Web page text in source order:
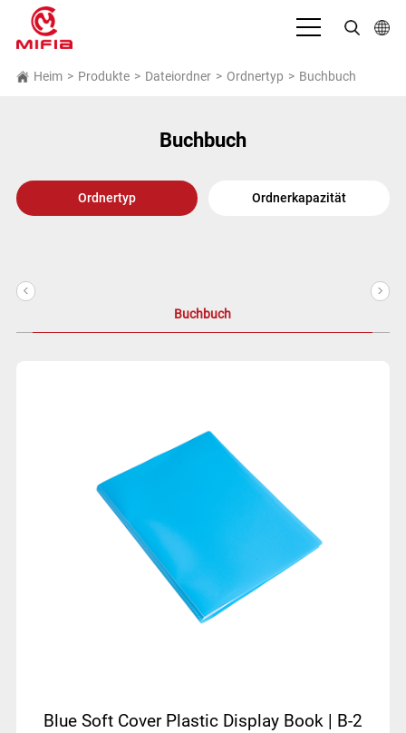
Deutsch
بالعربية
日本語
Heim > Produkte > Dateiordner > Ordnertyp > Buchbuch
Buchbuch
Ordnertyp Ordnerkapazität
Buchbuch
>
<
Blue Soft Cover Plastic Display Book | B-2